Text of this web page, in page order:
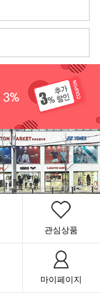
관심상품
마이페이지